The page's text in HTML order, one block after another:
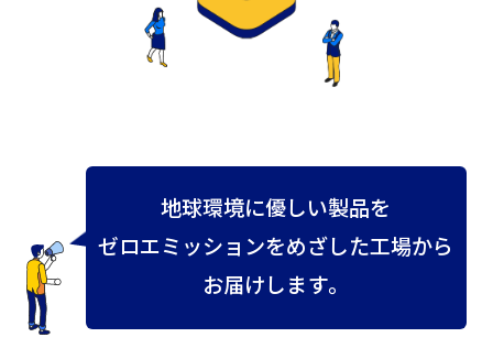
地球環境に優しい製品を
ゼロエミ ッショ ンをめざした工場から
お届けします。